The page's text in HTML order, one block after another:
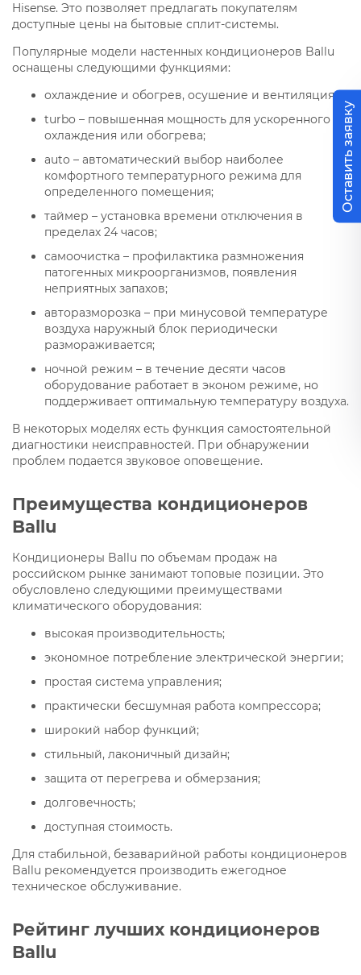
Hisense. Это позволяет предлагать покупателям
доступные цены на бытовые сплит-системы.
Популярные модели настенных кондиционеров Ballu
оснащены следующими функциями:
охлаждение и обогрев, осушение и вентиляция;
turbo – повышенная мощность для ускоренного
охлаждения или обогрева;
auto – автоматический выбор наиболее
комфортного температурного режима для
определенного помещения;
таймер – установка времени отключения в
пределах 24 часов;
самоочистка – профилактика размножения
патогенных микроорганизмов, появления
неприятных запахов;
авторазморозка – при минусовой температуре
воздуха наружный блок периодически
размораживается;
ночной режим – в течение десяти часов
оборудование работает в эконом режиме, но
поддерживает оптимальную температуру воздуха.
В некоторых моделях есть функция самостоятельной
диагностики неисправностей. При обнаружении
проблем подается звуковое оповещение.
Преимущества кондиционеров
Ballu
Кондиционеры Ballu по объемам продаж на
российском рынке занимают топовые позиции. Это
обусловлено следующими преимуществами
климатического оборудования:
высокая производительность;
экономное потребление электрической энергии;
простая система управления;
практически бесшумная работа компрессора;
широкий набор функций;
стильный, лаконичный дизайн;
защита от перегрева и обмерзания;
долговечность;
доступная стоимость.
Для стабильной, безаварийной работы кондиционеров
Ballu рекомендуется производить ежегодное
техническое обслуживание.
Рейтинг лучших кондиционеров
Ballu
Оставить заявку